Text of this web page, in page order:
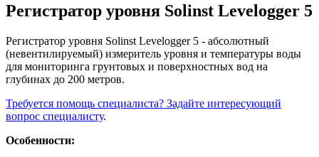
Регистратор уровня Solinst Levelogger 5
Регистратор уровня Solinst Levelogger 5 - абсолютный
(невентилируемый) измеритель уровня и температуры воды
для мониторинга грунтовых и поверхностных вод на
глубинах до 200 метров.
Требуется помощь специалиста? Задайте интересующий
вопрос специалисту.
Особенности: